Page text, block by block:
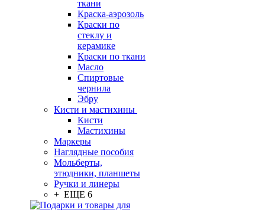
ткани
Краска-аэрозоль
Краски по
стеклу и
керамике
Краски по ткани
Масло
Спиртовые
чернила
Эбру
Кисти и мастихины
Кисти
Мастихины
Маркеры
Наглядные пособия
Мольберты,
этюдники, планшеты
Ручки и линеры
+ ЕЩЕ 6